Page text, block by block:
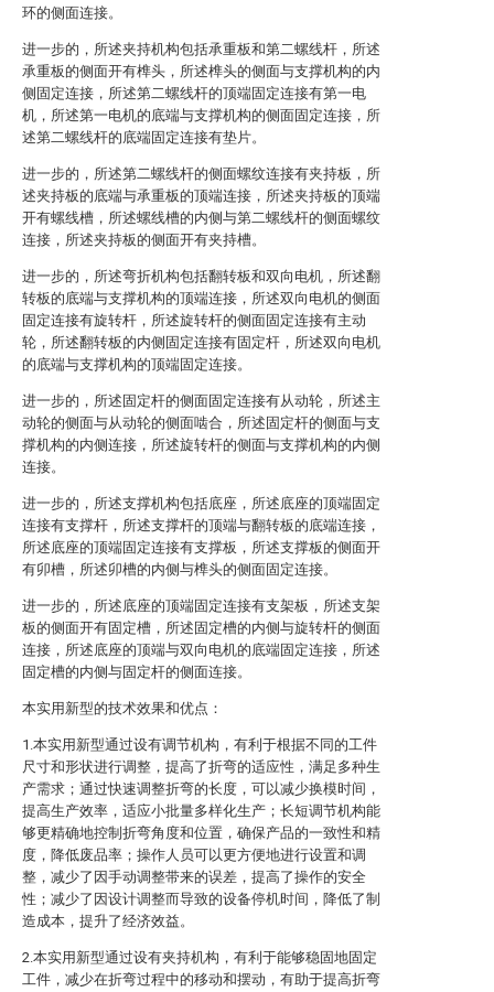
环的侧面连接。
进一步的，所述夹持机构包括承重板和第二螺线杆，所述
承重板的侧面开有榫头，所述榫头的侧面与支撑机构的内
侧固定连接，所述第二螺线杆的顶端固定连接有第一电
机，所述第一电机的底端与支撑机构的侧面固定连接，所
述第二螺线杆的底端固定连接有垫片。
进一步的，所述第二螺线杆的侧面螺纹连接有夹持板，所
述夹持板的底端与承重板的顶端连接，所述夹持板的顶端
开有螺线槽，所述螺线槽的内侧与第二螺线杆的侧面螺纹
连接，所述夹持板的侧面开有夹持槽。
进一步的，所述弯折机构包括翻转板和双向电机，所述翻
转板的底端与支撑机构的顶端连接，所述双向电机的侧面
固定连接有旋转杆，所述旋转杆的侧面固定连接有主动
轮，所述翻转板的内侧固定连接有固定杆，所述双向电机
的底端与支撑机构的顶端固定连接。
进一步的，所述固定杆的侧面固定连接有从动轮，所述主
动轮的侧面与从动轮的侧面啮合，所述固定杆的侧面与支
撑机构的内侧连接，所述旋转杆的侧面与支撑机构的内侧
连接。
进一步的，所述支撑机构包括底座，所述底座的顶端固定
连接有支撑杆，所述支撑杆的顶端与翻转板的底端连接，
所述底座的顶端固定连接有支撑板，所述支撑板的侧面开
有卯槽，所述卯槽的内侧与榫头的侧面固定连接。
进一步的，所述底座的顶端固定连接有支架板，所述支架
板的侧面开有固定槽，所述固定槽的内侧与旋转杆的侧面
连接，所述底座的顶端与双向电机的底端固定连接，所述
固定槽的内侧与固定杆的侧面连接。
本实用新型的技术效果和优点：
1.本实用新型通过设有调节机构，有利于根据不同的工件
尺寸和形状进行调整，提高了折弯的适应性，满足多种生
产需求；通过快速调整折弯的长度，可以减少换模时间，
提高生产效率，适应小批量多样化生产；长短调节机构能
够更精确地控制折弯角度和位置，确保产品的一致性和精
度，降低废品率；操作人员可以更方便地进行设置和调
整，减少了因手动调整带来的误差，提高了操作的安全
性；减少了因设计调整而导致的设备停机时间，降低了制
造成本，提升了经济效益。
2.本实用新型通过设有夹持机构，有利于能够稳固地固定
工件，减少在折弯过程中的移动和摆动，有助于提高折弯